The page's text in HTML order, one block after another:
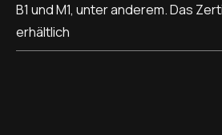
B1 und M1, unter anderem. Das
erhältlich